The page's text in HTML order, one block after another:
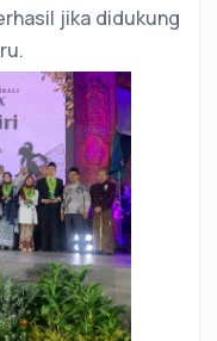
jika didukung